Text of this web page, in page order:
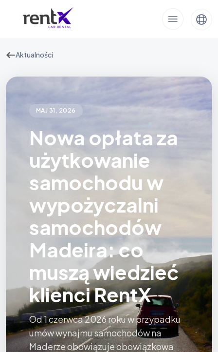
Aktualności
MAJ 31, 2026
Nowa opłata za
użytkowanie
samochodu w
wypożyczalni
samochodów
Madeira: co
muszą wiedzieć
klienci RentX
Od 1 czerwca 2026 roku w przypadku
umów wynajmu samochodów na
Maderze obowiązuje obowiązkowa